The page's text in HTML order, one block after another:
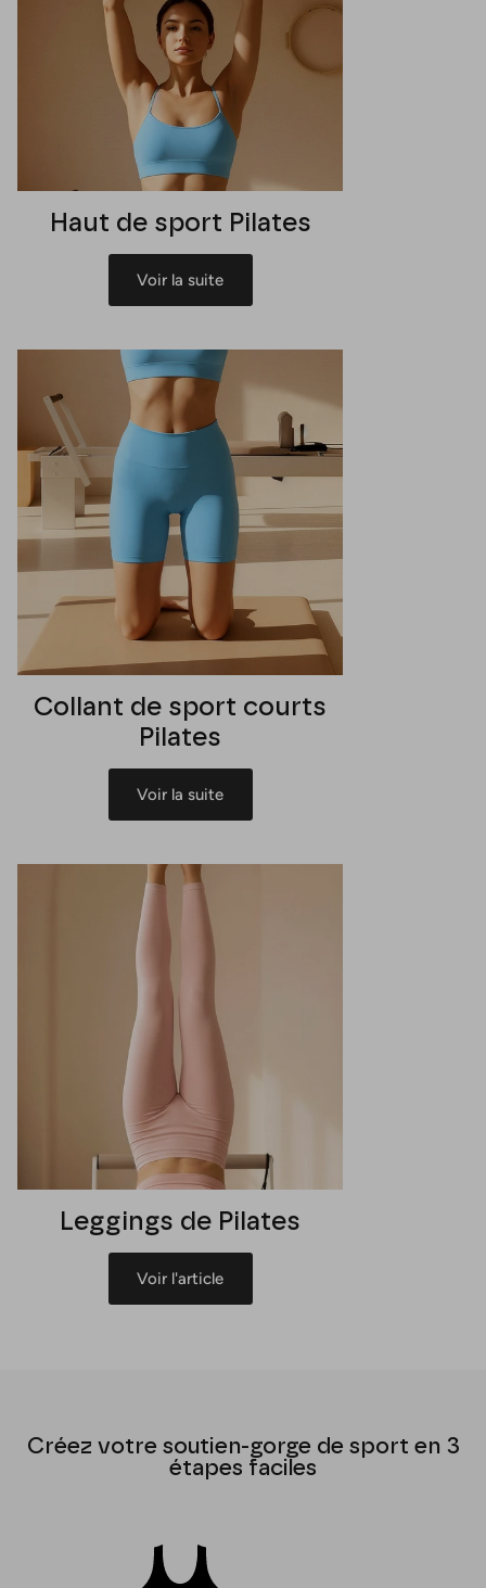
Haut de sport Pilates
Voir la suite
Collant de sport courts
Pilates
Voir la suite
Leggings de Pilates
Voir l'article
Créez votre soutien-gorge de sport en 3
étapes faciles